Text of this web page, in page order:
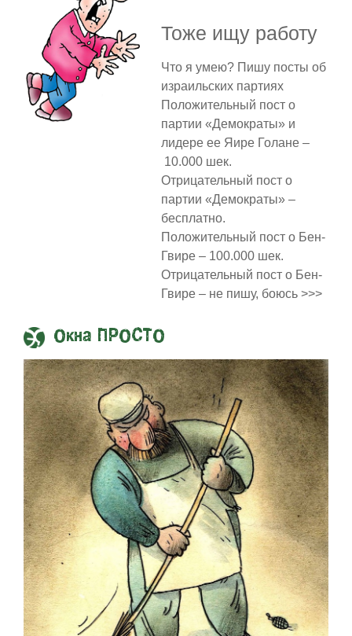
Тоже ищу работу
Что я умею? Пишу посты об
израильских партиях
Положительный пост о
партии «Демократы» и
лидере ее Яире Голане –
10.000 шек.
Отрицательный пост о
партии «Демократы» –
бесплатно.
Положительный пост о Бен-
Гвире – 100.000 шек.
Отрицательный пост о Бен-
Гвире – не пишу, боюсь >>>
Окна ПРОСТО